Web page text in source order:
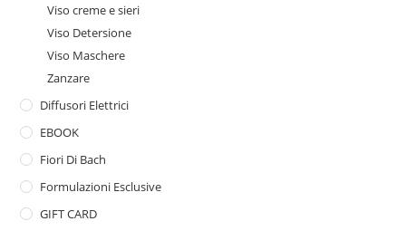
Viso creme e sieri
Viso Detersione
Viso Maschere
Zanzare
Diffusori Elettrici
EBOOK
Fiori Di Bach
Formulazioni Esclusive
GIFT CARD